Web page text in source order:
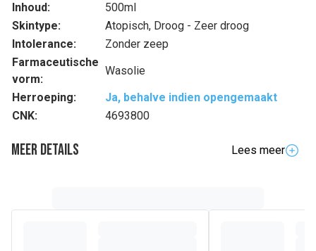
Inhoud:
500ml
Skintype:
Atopisch, Droog - Zeer droog
Intolerance:
Zonder zeep
Farmaceutische
vorm:
Wasolie
Herroeping:
Ja, behalve indien opengemaakt
CNK:
4693800
Meer details
Lees meer
Onmiddellijk na het aanbrengen is 100% van de huid